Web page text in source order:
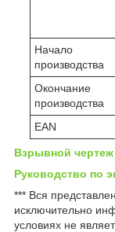
Начало
производства
Окончание
производства
EAN
Взрывной чертеж
Руководство по
*** Вся
исключительно
условиях не